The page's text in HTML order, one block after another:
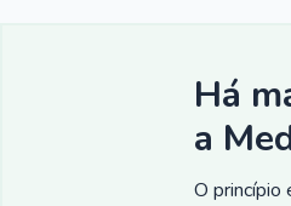
Há
a
O princípio